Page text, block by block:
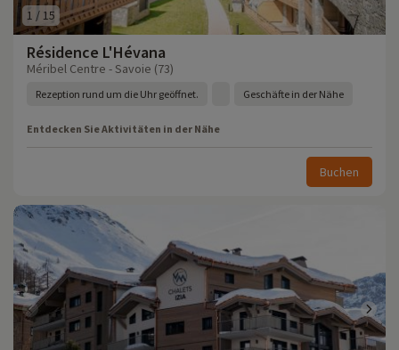
1 / 15
Résidence L'Hévana
Méribel Centre - Savoie (73)
Rezeption rund um die Uhr geöffnet. Geschäfte in der Nähe
Entdecken Sie Aktivitäten in der Nähe
Buchen